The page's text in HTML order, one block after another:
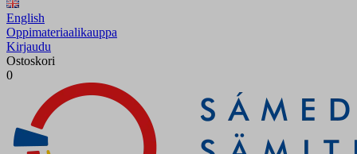
English
Oppimateriaalikauppa
Kirjaudu
Ostoskori
0